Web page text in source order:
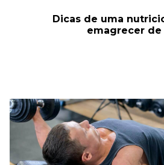
Dicas de uma
emagrecer de